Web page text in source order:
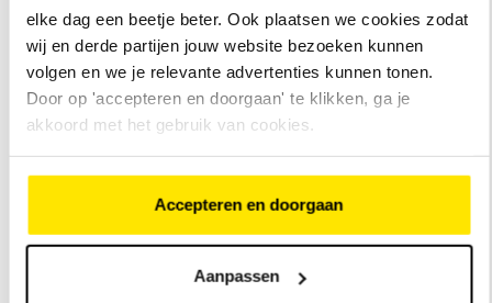
elke dag een beetje beter. Ook plaatsen we cookies zodat
wij en derde partijen jouw website bezoeken kunnen
volgen en we je relevante advertenties kunnen tonen.
Door op 'accepteren en doorgaan' te klikken, ga je
akkoord met het gebruik van cookies.
Accepteren en doorgaan
Aanpassen
Je fiets wordt altijd rijklaar geleverd.
Tring!
Voordat je nieuwe fiets naar buiten mag,
kijken wij ‘m na. Zijn de banden en bouten
spanning? Werkt de verlichting? Is het stuur
goed afgesteld? En het zadel? Check!
De eerste servicebeurt? Die is altijd